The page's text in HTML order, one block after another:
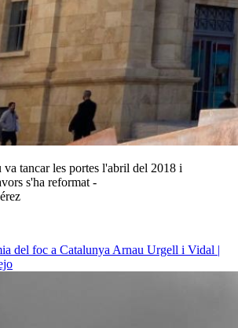
va tancar les portes l'abril del 2018 i
s'ha reformat -
del foc a Catalunya Arnau Urgell i Vidal |